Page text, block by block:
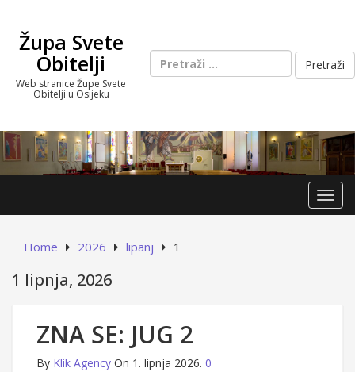
contentŽupa Svete
Obitelji
Web stranice Župe Svete
Obitelji u Osijeku
Pretraži:
Home 2026 lipanj 1
1 lipnja, 2026
ZNA SE: JUG 2
By Klik Agency On 1. lipnja 2026. 0